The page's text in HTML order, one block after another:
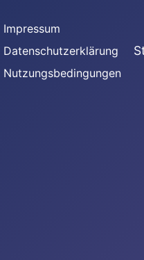
Impressum
Datenschutzerklärung
Nutzungsbedingungen